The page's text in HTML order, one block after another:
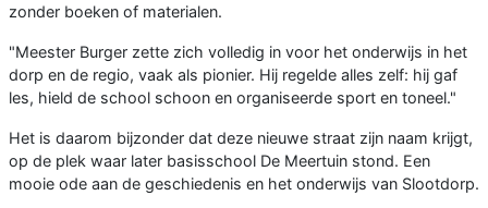
zonder boeken of materialen.
"Meester Burger zette zich volledig in voor het onderwijs in het
dorp en de regio, vaak als pionier. Hij regelde alles zelf: hij gaf
les, hield de school schoon en organiseerde sport en toneel."
Het is daarom bijzonder dat deze nieuwe straat zijn naam krijgt,
op de plek waar later basisschool De Meertuin stond. Een
mooie ode aan de geschiedenis en het onderwijs van Slootdorp.